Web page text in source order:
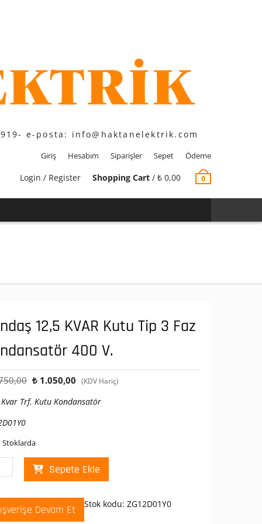
e-posta: info@haktanelektrik.com
Giriş Hesabım Siparişler Sepet Ödeme
Login / Register Shopping Cart / ₺ 0,00 0
12,5 KVAR Kutu Tip 3 Faz
400 V.
Orijinal
₺ 1.750,00.
₺ 1.050,00 Şu
fiyat:
(KDV Hariç)
Kvar Trf. Kutu Kondansatör
Stoklarda
Sepete Ekle
Devam Et Stok kodu:ZG12D01Y0